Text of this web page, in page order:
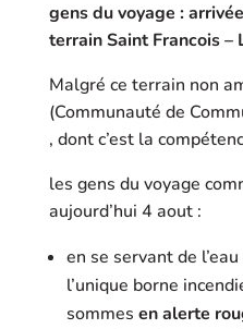
gens du voyage :
terrain Saint Francois –
Malgré ce terrain non
(Communauté de
, dont c’est la
les gens du voyage
aujourd’hui 4 aout :
en se servant de
l’unique borne
sommes en alerte